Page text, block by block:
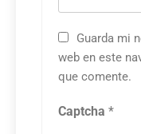
Guarda mi
web en este
que comente.
Captcha *